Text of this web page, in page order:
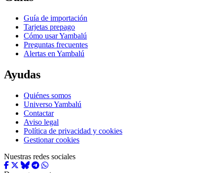
Guía de importación
Tarjetas prepago
Cómo usar Yambalú
Preguntas frecuentes
Alertas en Yambalú
Ayudas
Quiénes somos
Universo Yambalú
Contactar
Aviso legal
Política de privacidad y cookies
Gestionar cookies
Nuestras redes sociales